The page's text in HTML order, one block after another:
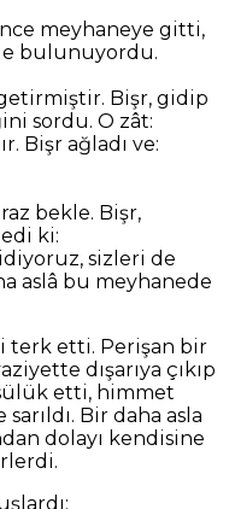
meyhaneye gitti,
bulunuyordu.
Bişr, gidip
sordu. O zât:
Bişr ağladı ve:
bekle. Bişr,
ki:
sizleri de
aslâ bu meyhanede
terk etti. Perişan bir
dışarıya çıkıp
etti, himmet
Bir daha asla
dolayı kendisine